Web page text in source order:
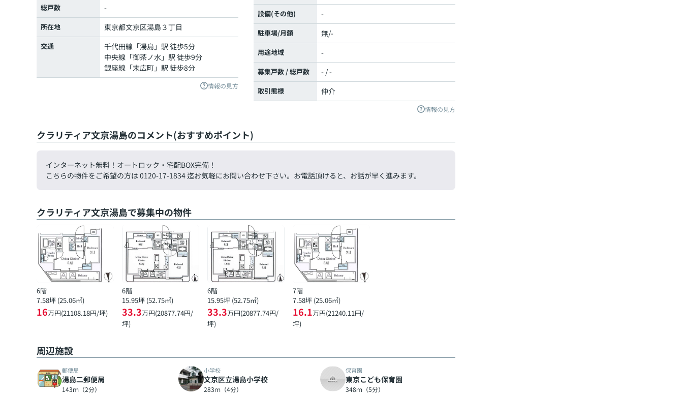
総戸数 -
所在地 東京都文京区湯島３丁目
交通 千代田線 「湯島」駅 徒歩5分
中央線 「御茶ノ水」駅 徒歩9分
銀座線 「末広町」駅 徒歩8分
情報の見方
設備(その他) -
駐車場/月額 無/-
用途地域 -
募集戸数 / 総戸数 - / -
取引態様 仲介
情報の見方
クラリティア文京湯島のコメント(おすすめポイント)
インターネット無料！オートロック・宅配BOX完備！
こちらの物件をご希望の方は 0120-17-1834 迄お気軽にお問い合わせ下さい。お電話頂けると、お話が早く進みます。
クラリティア文京湯島で募集中の物件
6階
7.58坪 (25.06㎡)
16万円(21108.18円/坪)
6階
15.95坪 (52.75㎡)
33.3万円(20877.74円/
坪)
6階
15.95坪 (52.75㎡)
33.3万円(20877.74円/
坪)
7階
7.58坪 (25.06㎡)
16.1万円(21240.11円/
坪)
周辺施設
郵便局
湯島二郵便局
143ｍ（2分）
小学校
文京区立湯島小学校
283ｍ（4分）
保育園
東京こども保育園
348ｍ（5分）